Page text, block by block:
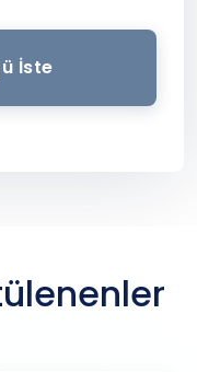
İste